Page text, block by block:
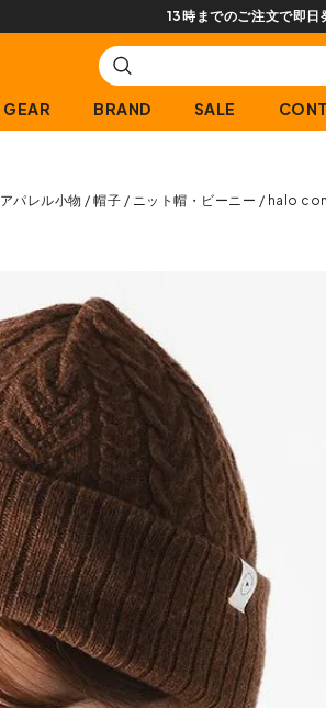
【会員限定】交換
GEAR BRAND SALE
アパレル小物 帽子 ニット帽・ビーニー halo